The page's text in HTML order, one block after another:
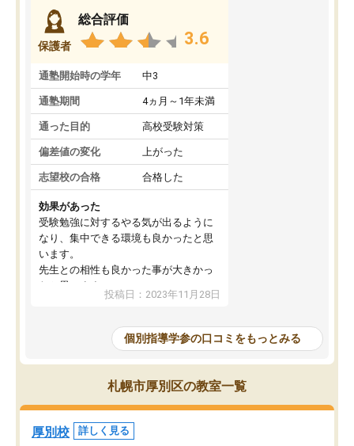
保護者
総合評価
3.6
通塾開始時の学年 中3
通塾期間 4ヵ月～1年未満
通った目的 高校受験対策
偏差値の変化 上がった
志望校の合格 合格した
効果があった
受験勉強に対するやる気が出るように
なり、集中できる環境も良かったと思
います。
先生との相性も良かった事が大きかっ
たと思います。
投稿日：2023年11月28日
個別指導学参の口コミをもっとみる
札幌市厚別区の教室一覧
厚別校 詳しく見る